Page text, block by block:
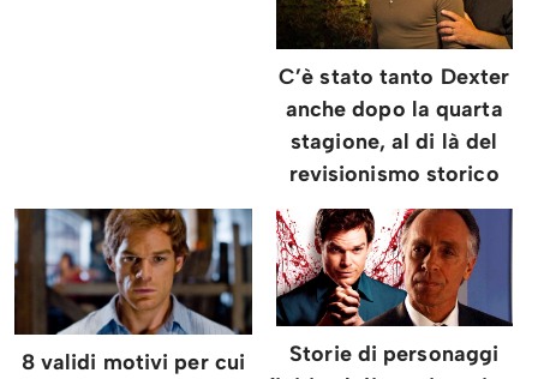
C’è stato tanto Dexter
anche dopo la quarta
stagione, al di là del
revisionismo storico
8 validi motivi per cui
Storie di personaggi